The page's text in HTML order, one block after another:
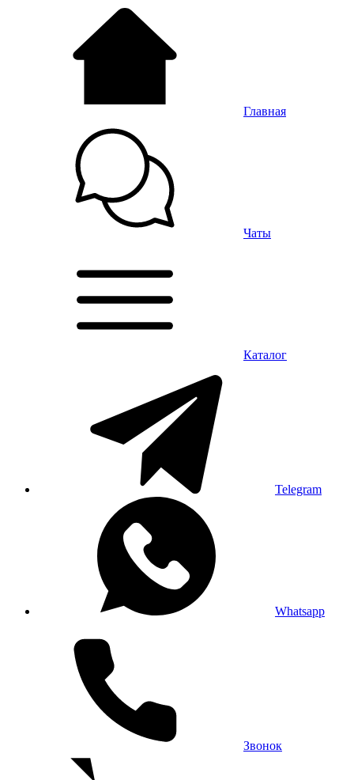
Главная
Чаты
Каталог
Telegram
Whatsapp
Звонок